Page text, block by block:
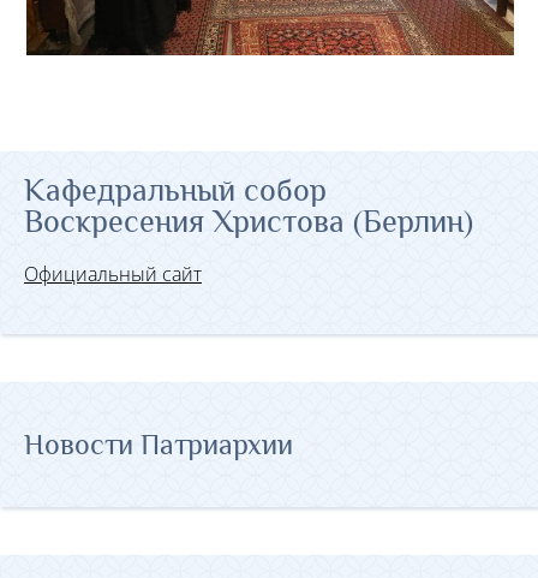
Кафедральный собор
Воскресения Христова (Берлин)
Официальный сайт
Новости Патриархии